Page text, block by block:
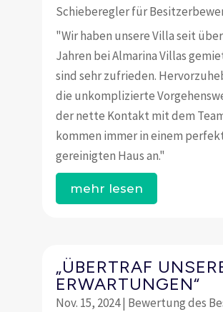
Schieberegler für
"Wir haben unsere Villa seit
Jahren bei Almarina Villas
sind sehr zufrieden.
die unkomplizierte
der nette Kontakt mit dem
kommen immer in einem
gereinigten Haus an."
mehr lesen
„ÜBERTRAF
ERWARTUNGEN“
Nov. 15, 2024| Bewertung des